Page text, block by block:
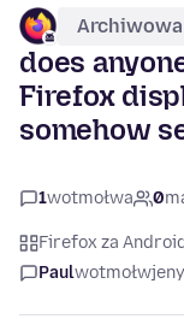
does
Firefox
somehow
1wotmołwa 0
Firefox za Android
Paulwotmołwjeny